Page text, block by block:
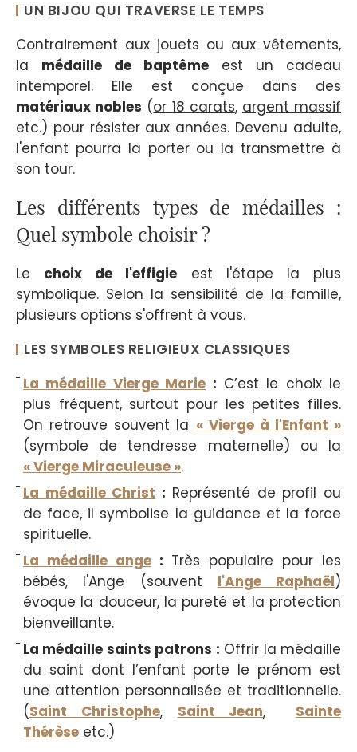
UN BIJOU QUI TRAVERSE LE TEMPS
Contrairement aux jouets ou aux vêtements,
la médaille de baptême est un cadeau
intemporel. Elle est conçue dans des
matériaux nobles (or 18 carats, argent massif
etc.) pour résister aux années. Devenu adulte,
l'enfant pourra la porter ou la transmettre à
son tour.
Les différents types de médailles :
Quel symbole choisir ?
Le choix de l'effigie est l'étape la plus
symbolique. Selon la sensibilité de la famille,
plusieurs options s'offrent à vous.
LES SYMBOLES RELIGIEUX CLASSIQUES
La médaille Vierge Marie : C’est le choix le
plus fréquent, surtout pour les petites filles.
On retrouve souvent la « Vierge à l'Enfant »
(symbole de tendresse maternelle) ou la
« Vierge Miraculeuse ».
La médaille Christ : Représenté de profil ou
de face, il symbolise la guidance et la force
spirituelle.
La médaille ange: Très populaire pour les
bébés, l'Ange (souvent l'Ange Raphaël)
évoque la douceur, la pureté et la protection
bienveillante.
La médaille saints patrons : Offrir la médaille
du saint dont l’enfant porte le prénom est
une attention personnalisée et traditionnelle.
(Saint Christophe, Saint Jean, Sainte
Thérèse etc.)